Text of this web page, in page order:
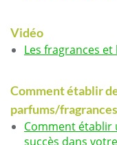
Vidéo
Les fragrances
Comment établir
parfums/fragrances
Comment établir
succès dans